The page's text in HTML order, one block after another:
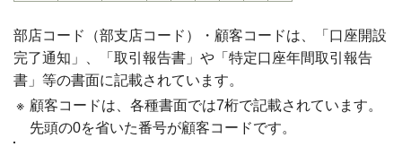
部店コード（部支店コード）・顧客コードは、「口座開設
完了通知」、「取引報告書」や「特定口座年間取引報告
書」等の書面に記載されています。
※ 顧客コードは、各種書面では7桁で記載されています。
先頭の0を省いた番号が顧客コードです。